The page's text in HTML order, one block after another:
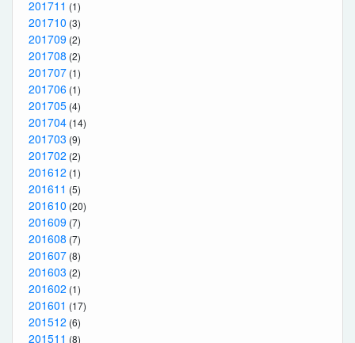
201711 (1)
201710 (3)
201709 (2)
201708 (2)
201707 (1)
201706 (1)
201705 (4)
201704 (14)
201703 (9)
201702 (2)
201612 (1)
201611 (5)
201610 (20)
201609 (7)
201608 (7)
201607 (8)
201603 (2)
201602 (1)
201601 (17)
201512 (6)
201511 (8)